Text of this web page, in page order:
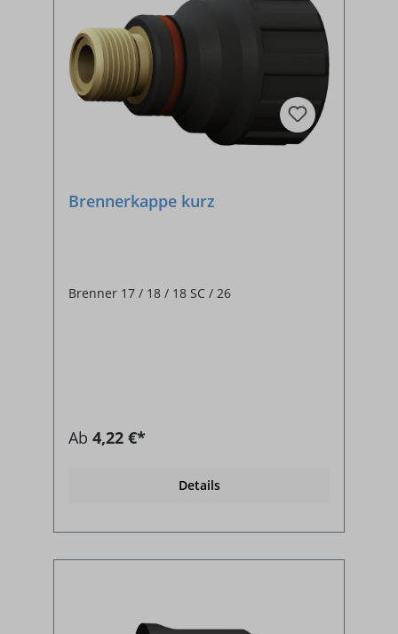
Brennerkappe kurz
Brenner 17 / 18 / 18 SC / 26
Ab 4,22 €*
Details